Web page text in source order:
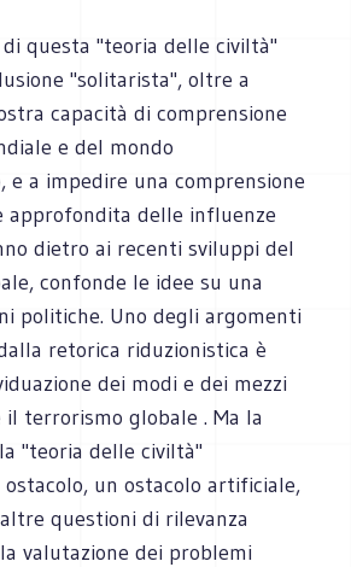
questa "teoria delle civiltà"
"solitarista", oltre a
capacità di comprensione
e del mondo
e a impedire una comprensione
approfondita delle influenze
dietro ai recenti sviluppi del
confonde le idee su una
politiche. Uno degli argomenti
retorica riduzionistica è
dei modi e dei mezzi
terrorismo globale . Ma la
"teoria delle civiltà"
un ostacolo artificiale,
questioni di rilevanza
valutazione dei problemi